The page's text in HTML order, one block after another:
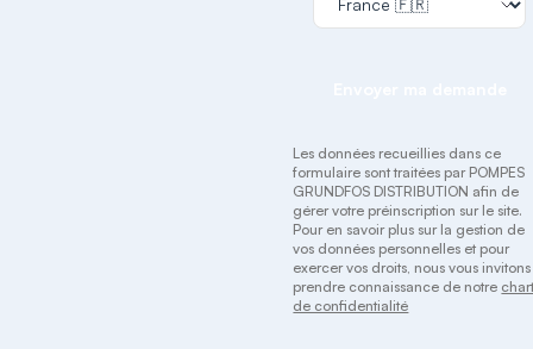
Les données recueillies dans ce
formulaire sont traitées par POMPES
GRUNDFOS DISTRIBUTION afin de
gérer votre préinscription sur le site.
Pour en savoir plus sur la gestion de
vos données personnelles et pour
exercer vos droits, nous vous
prendre connaissance de notre
de confidentialité